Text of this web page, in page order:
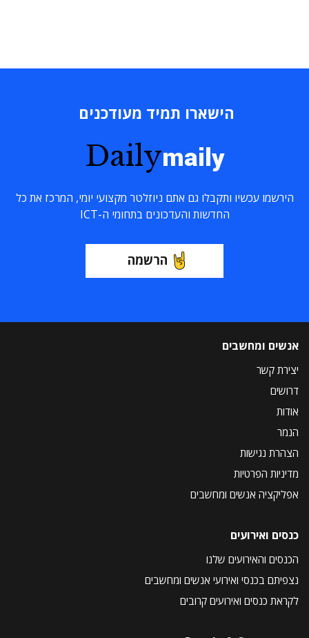
הישארו תמיד מעודכנים
Dailymaily
הירשמו עכשיו ותקבלו גם אתם ניוזלטר מקצועי יומי, המרכז את כל
החדשות והעדכונים בתחומי ה-ICT
הרשמה
אנשים ומחשבים
יצירת קשר
דרושים
אודות
הנמר
הצהרת נגישות
מדיניות הפרטיות
אפליקציה אנשים ומחשבים
כנסים ואירועים
הכנסים והאירועים שלנו
נצפיתם בכנסי ואירועי אנשים ומחשבים
לקראת כנסים ואירועים קרובים